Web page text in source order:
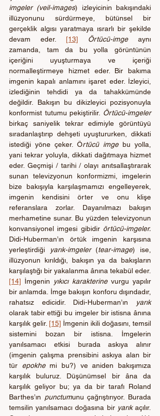
imgeler (veil-images) izleyicinin bakışındaki
illüzyonunu sürdürmeye, bütünsel bir
gerçeklik algısı yaratmaya ısrarlı bir şekilde
devam eder. [13] Örtücü-imge aynı
zamanda, tam da bu yolla görüntünün
içeriğini uyuşturmaya ve içeriği
normalleştirmeye hizmet eder. Bir bakıma
imgenin kapalı anlamını işaret eder. İzleyici,
izlediğinin tehdidi ya da tahakkümünde
değildir. Bakışın bu dikizleyici pozisyonuyla
konformist tutumu pekiştirilir. Örtücü-imgeler
birkaç saniyelik tekrar edimiyle görüntüyü
sıradanlaştırıp dehşeti uyuştururken, dikkati
istediği yöne çeker. Örtücü imge bu yolla,
yani tekrar yoluyla, dikkati dağıtmaya hizmet
eder. Geçmişi / tarihi / olayı anıtsallaştırarak
sunan televizyonun konformizmi, imgelerin
bize bakışıyla karşılaşmamızı engelleyerek,
imgenin kendisini örter ve onu klişe
referanslara zorlar. Dayanılmazı bakışın
merhametine sunar. Bu yüzden televizyonun
konvansiyonel imgesi gibidir örtücü-imgeler.
Didi-Huberman’ın örtük imgenin karşısına
yerleştirdiği
yarık-imgeler (tear-image) ise,
illüzyonun kırıldığı, bakışın ya da bakışların
[14] İmgenin yıkıcı karakterine vurgu yapılır
bir anlamda. İmge bakışın konforu dışındadır,
rahatsız edicidir. Didi-Huberman’ın
yarık
olarak tabir ettiği bu imgeler bir istisna ânına
karşılık gelir. [15] İmgenin ikili doğasını, temsil
sistemini bozan bir istisna. İmgelerin
yanılsamacı etkisi burada askıya alınır
(imgenin çalışma prensibini askıya alan bir
tür epokhe mi bu?) ve aniden bakışımıza
karşılık buluruz. Düşünümsel bir âna da
karşılık geliyor bu; ya da bir tarafı Roland
Barthes’ın punctumunu çağrıştırıyor. Burada
temsilin yanılsamacı doğasına bir yarık açılır.